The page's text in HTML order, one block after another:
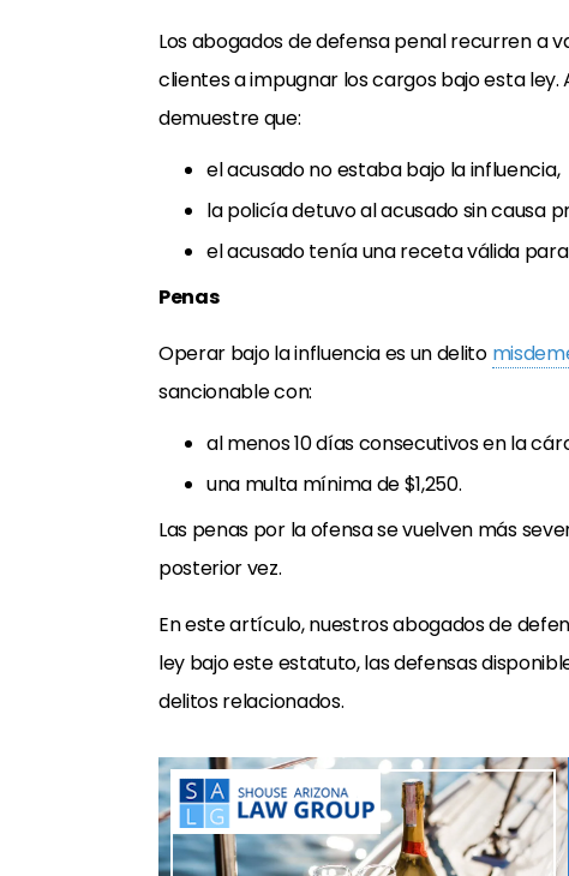
Los abogados de defensa penal recurren a
clientes a impugnar los cargos bajo esta
demuestre que:
el acusado no estaba bajo la influencia,
la policía detuvo al acusado sin causa
el acusado tenía una receta válida
Penas
Operar bajo la influencia es un delito
sancionable con:
al menos 10 días consecutivos en la
una multa mínima de $1,250.
Las penas por la ofensa se vuelven más
posterior vez.
En este artículo, nuestros abogados de
ley bajo este estatuto, las defensas
delitos relacionados.